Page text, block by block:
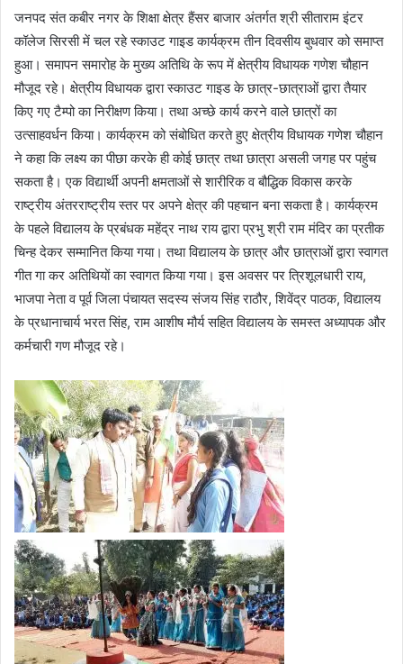
जनपद संत कबीर नगर के शिक्षा क्षेत्र हैंसर बाजार अंतर्गत श्री सीताराम इंटर
कॉलेज सिरसी में चल रहे स्काउट गाइड कार्यक्रम तीन दिवसीय बुधवार को समाप्त
हुआ। समापन समारोह के मुख्य अतिथि के रूप में क्षेत्रीय विधायक गणेश चौहान
मौजूद रहे। क्षेत्रीय विधायक द्वारा स्काउट गाइड के छात्र-छात्राओं द्वारा तैयार
किए गए टैम्पो का निरीक्षण किया। तथा अच्छे कार्य करने वाले छात्रों का
उत्साहवर्धन किया। कार्यक्रम को संबोधित करते हुए क्षेत्रीय विधायक गणेश चौहान
ने कहा कि लक्ष्य का पीछा करके ही कोई छात्र तथा छात्रा असली जगह पर पहुंच
सकता है। एक विद्यार्थी अपनी क्षमताओं से शारीरिक व बौद्धिक विकास करके
राष्ट्रीय अंतरराष्ट्रीय स्तर पर अपने क्षेत्र की पहचान बना सकता है। कार्यक्रम
के पहले विद्यालय के प्रबंधक महेंद्र नाथ राय द्वारा प्रभु श्री राम मंदिर का प्रतीक
चिन्ह देकर सम्मानित किया गया। तथा विद्यालय के छात्र और छात्राओं द्वारा स्वागत
गीत गा कर अतिथियों का स्वागत किया गया। इस अवसर पर त्रिशूलधारी राय,
भाजपा नेता व पूर्व जिला पंचायत सदस्य संजय सिंह राठौर, शिवेंद्र पाठक, विद्यालय
के प्रधानाचार्य भरत सिंह, राम आशीष मौर्य सहित विद्यालय के समस्त अध्यापक और
कर्मचारी गण मौजूद रहे।